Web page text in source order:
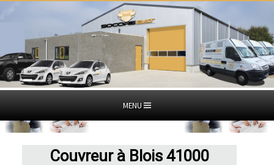
MENU
Couvreur à Blois 41000